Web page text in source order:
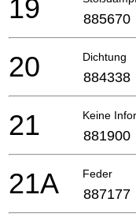
19 885670
Dichtung
20 884338
Keine
21 881900
Feder
21A 887177